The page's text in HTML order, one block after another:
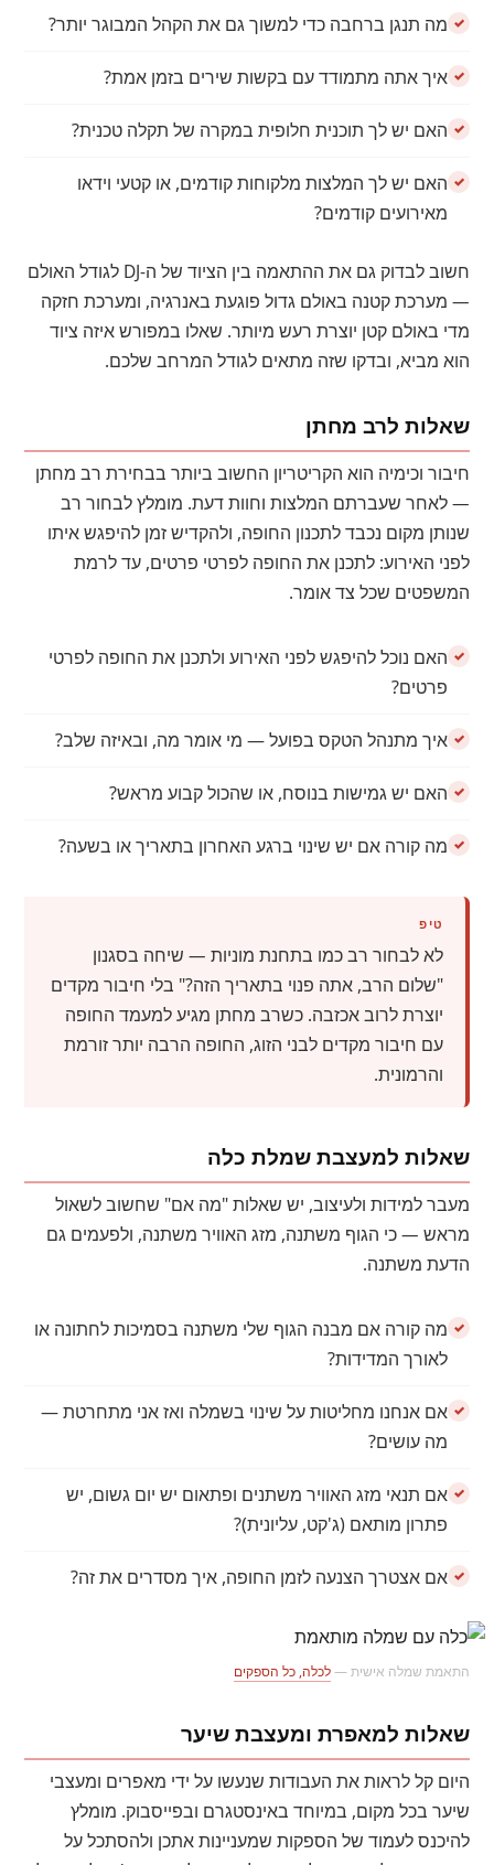
מה תנגן ברחבה כדי למשוך גם את הקהל המבוגר יותר?
איך אתה מתמודד עם בקשות שירים בזמן אמת?
האם יש לך תוכנית חלופית במקרה של תקלה טכנית?
האם יש לך המלצות מלקוחות קודמים, או קטעי וידאו
מאירועים קודמים?
חשוב לבדוק גם את ההתאמה בין הציוד של ה-DJ לגודל האולם
— מערכת קטנה באולם גדול פוגעת באנרגיה, ומערכת חזקה
מדי באולם קטן יוצרת רעש מיותר. שאלו במפורש איזה ציוד
הוא מביא, ובדקו שזה מתאים לגודל המרחב שלכם.
שאלות לרב מחתן
חיבור וכימיה הוא הקריטריון החשוב ביותר בבחירת רב מחתן
— לאחר שעברתם המלצות וחוות דעת. מומלץ לבחור רב
שנותן מקום נכבד לתכנון החופה, ולהקדיש זמן להיפגש איתו
לפני האירוע: לתכנן את החופה לפרטי פרטים, עד לרמת
המשפטים שכל צד אומר.
האם נוכל להיפגש לפני האירוע ולתכנן את החופה לפרטי
פרטים?
איך מתנהל הטקס בפועל — מי אומר מה, ובאיזה שלב?
האם יש גמישות בנוסח, או שהכול קבוע מראש?
מה קורה אם יש שינוי ברגע האחרון בתאריך או בשעה?
טיפ
לא לבחור רב כמו בתחנת מוניות — שיחה בסגנון
"שלום הרב, אתה פנוי בתאריך הזה?" בלי חיבור מקדים
יוצרת לרוב אכזבה. כשרב מחתן מגיע למעמד החופה
עם חיבור מקדים לבני הזוג, החופה הרבה יותר זורמת
והרמונית.
שאלות למעצבת שמלת כלה
מעבר למידות ולעיצוב, יש שאלות "מה אם" שחשוב לשאול
מראש — כי הגוף משתנה, מזג האוויר משתנה, ולפעמים גם
הדעת משתנה.
מה קורה אם מבנה הגוף שלי משתנה בסמיכות לחתונה או
לאורך המדידות?
אם אנחנו מחליטות על שינוי בשמלה ואז אני מתחרטת —
מה עושים?
אם תנאי מזג האוויר משתנים ופתאום יש יום גשום, יש
פתרון מותאם (ג'קט, עליונית)?
אם אצטרך הצנעה לזמן החופה, איך מסדרים את זה?
התאמת שמלה אישית —לכלה, כל הספקים
שאלות למאפרת ומעצבת שיער
היום קל לראות את העבודות שנעשו על ידי מאפרים ומעצבי
שיער בכל מקום, במיוחד באינסטגרם ובפייסבוק. מומלץ
להיכנס לעמוד של הספקות שמעניינות אתכן ולהסתכל על